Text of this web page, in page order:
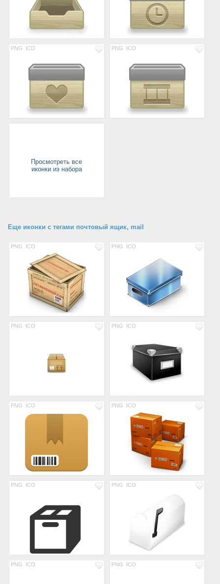
PNG ICO PNG ICO
Просмотреть все
иконки из набора
Еще иконки с тегами почтовый ящик, mail
PNG ICO PNG ICO
PNG ICO PNG ICO
PNG ICO PNG ICO
PNG ICO PNG ICO
PNG ICO PNG ICO